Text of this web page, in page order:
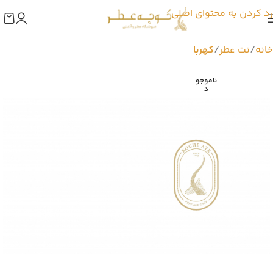
رد کردن به محتوای اصلی
خانه نت عطر کهربا
ناموجو
د